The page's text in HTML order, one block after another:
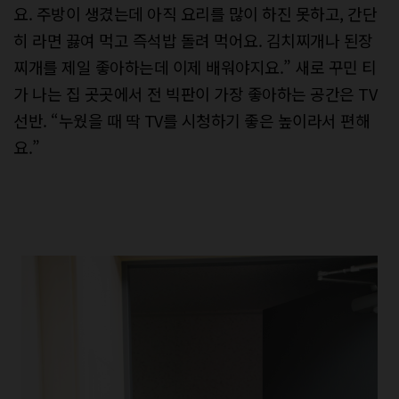
요. 주방이 생겼는데 아직 요리를 많이 하진 못하고, 간단
히 라면 끓여 먹고 즉석밥 돌려 먹어요. 김치찌개나 된장
찌개를 제일 좋아하는데 이제 배워야지요.” 새로 꾸민 티
가 나는 집 곳곳에서 전 빅판이 가장 좋아하는 공간은 TV
선반. “누웠을 때 딱 TV를 시청하기 좋은 높이라서 편해
요.”